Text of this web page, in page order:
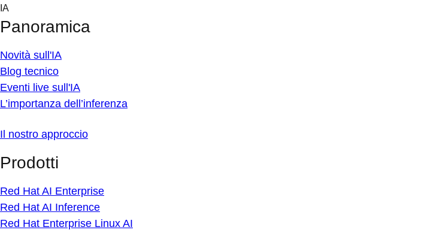
Skip
content
IA
Panoramica
Novità sull'IA
Blog tecnico
Eventi live sull'IA
L’importanza dell’inferenza
Il nostro approccio
Prodotti
Red Hat AI Enterprise
Red Hat AI Inference
Red Hat Enterprise Linux AI